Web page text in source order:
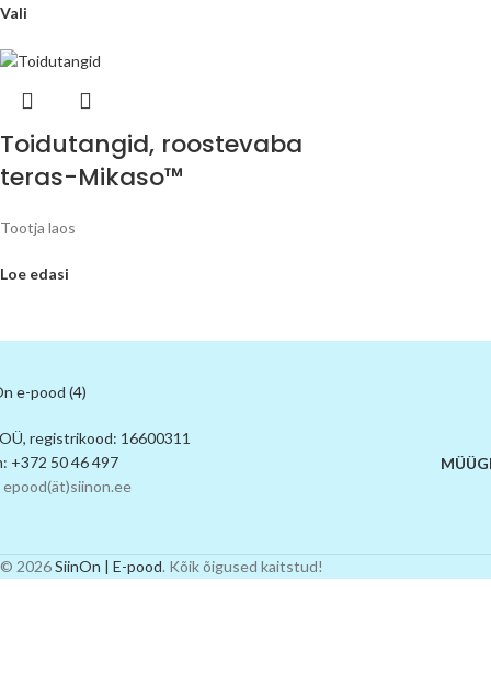
Vali
Toidutangid, roostevaba
teras-Mikaso™
Tootja laos
Loe edasi
registrikood: 16600311
+372 50 46 497
© 2026SiinOn | E-pood. Kõik õigused kaitstud!